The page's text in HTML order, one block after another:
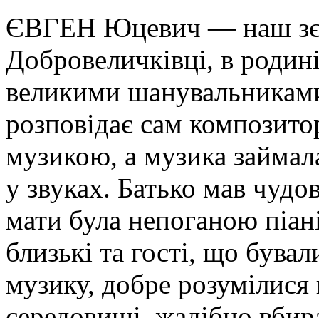
ЄВГЕН Юцевич — наш
Добровеличківці, в
великими
розповідає сам
музикою, а музика
у звуках. Батько мав
мати була непоганою
близькі та гості, що
музику, добре